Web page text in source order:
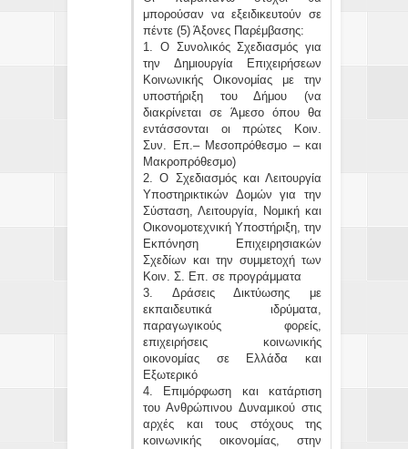
μπορούσαν να εξειδικευτούν σε
πέντε (5) Άξονες Παρέμβασης:
1. Ο Συνολικός Σχεδιασμός για
την Δημιουργία Επιχειρήσεων
Κοινωνικής Οικονομίας με την
υποστήριξη του Δήμου (να
διακρίνεται σε Άμεσο όπου θα
εντάσσονται οι πρώτες Κοιν.
Συν. Επ.– Μεσοπρόθεσμο – και
Μακροπρόθεσμο)
2. Ο Σχεδιασμός και Λειτουργία
Υποστηρικτικών Δομών για την
Σύσταση, Λειτουργία, Νομική και
Οικονομοτεχνική Υποστήριξη, την
Εκπόνηση Επιχειρησιακών
Σχεδίων και την συμμετοχή των
Κοιν. Σ. Επ. σε προγράμματα
3. Δράσεις Δικτύωσης με
εκπαιδευτικά ιδρύματα,
παραγωγικούς φορείς,
επιχειρήσεις κοινωνικής
οικονομίας σε Ελλάδα και
Εξωτερικό
4. Επιμόρφωση και κατάρτιση
του Ανθρώπινου Δυναμικού στις
αρχές και τους στόχους της
κοινωνικής οικονομίας, στην